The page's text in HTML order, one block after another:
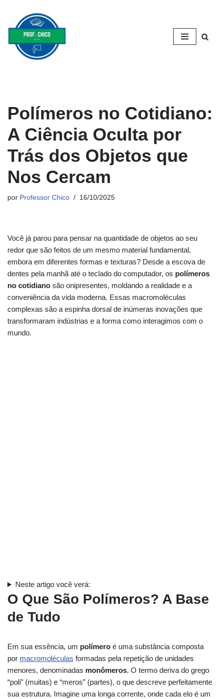
Pular
conteúdo
Polímeros no Cotidiano:
A Ciência Oculta por
Trás dos Objetos que
Nos Cercam
por Professor Chico 16/10/2025
Você já parou para pensar na quantidade de objetos ao seu
redor que são feitos de um mesmo material fundamental,
embora em diferentes formas e texturas? Desde a escova de
dentes pela manhã até o teclado do computador, os polímeros
no cotidiano são onipresentes, moldando a realidade e a
conveniência da vida moderna. Essas macromoléculas
complexas são a espinha dorsal de inúmeras inovações que
transformaram indústrias e a forma como interagimos com o
mundo.
Neste artigo você verá:
O Que São Polímeros? A Base
de Tudo
Em sua essência, um polímero é uma substância composta
por macromoléculas formadas pela repetição de unidades
menores, denominadas monômeros. O termo deriva do grego
“poli” (muitas) e “meros” (partes), o que descreve perfeitamente
sua estrutura. Imagine uma longa corrente, onde cada elo é um